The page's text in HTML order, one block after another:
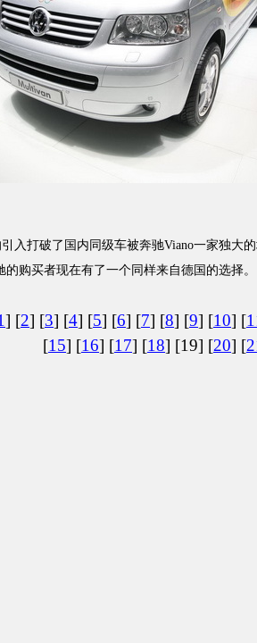
打破了国内同级车被奔驰Viano一家独大
购买者现在有了一个同样来自德国的选择。
] [2] [3] [4] [5] [6] [7] [8] [9] [10] [
[15] [16] [17] [18] [19] [20] [